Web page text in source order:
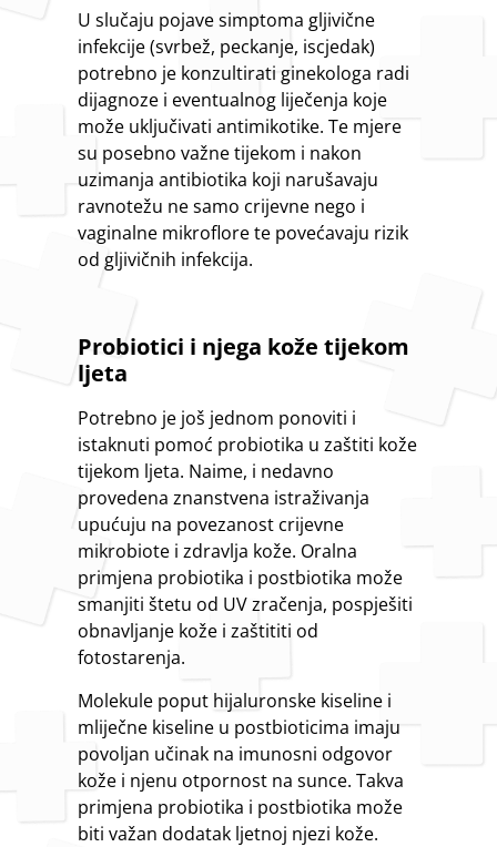
U slučaju pojave simptoma gljivične
infekcije (svrbež, peckanje, iscjedak)
potrebno je konzultirati ginekologa radi
dijagnoze i eventualnog liječenja koje
može uključivati antimikotike. Te mjere
su posebno važne tijekom i nakon
uzimanja antibiotika koji narušavaju
ravnotežu ne samo crijevne nego i
vaginalne mikroflore te povećavaju rizik
od gljivičnih infekcija.
Probiotici i njega kože tijekom
ljeta
Potrebno je još jednom ponoviti i
istaknuti pomoć probiotika u zaštiti kože
tijekom ljeta. Naime, i nedavno
provedena znanstvena istraživanja
upućuju na povezanost crijevne
mikrobiote i zdravlja kože. Oralna
primjena probiotika i postbiotika može
smanjiti štetu od UV zračenja, pospješiti
obnavljanje kože i zaštititi od
fotostarenja.
Molekule poput hijaluronske kiseline i
mliječne kiseline u postbioticima imaju
povoljan učinak na imunosni odgovor
kože i njenu otpornost na sunce. Takva
primjena probiotika i postbiotika može
biti važan dodatak ljetnoj njezi kože.